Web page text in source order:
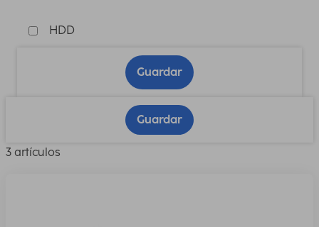
HDD
Guardar
Guardar
3 artículos